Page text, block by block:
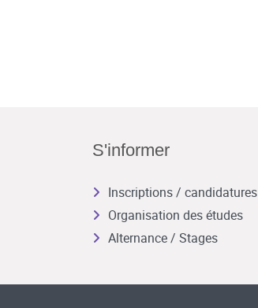
S'informer
Inscriptions / candidatures
Organisation des études
Alternance / Stages